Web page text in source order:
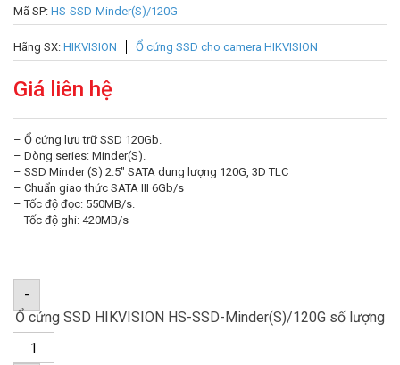
Mã SP: HS-SSD-Minder(S)/120G
Hãng SX: HIKVISION Ổ cứng SSD cho camera HIKVISION
Giá liên hệ
– Ổ cứng lưu trữ SSD 120Gb.
– Dòng series: Minder(S).
– SSD Minder (S) 2.5″ SATA dung lượng 120G, 3D TLC
– Chuẩn giao thức SATA III 6Gb/s
– Tốc độ đọc: 550MB/s.
– Tốc độ ghi: 420MB/s
-
Ổ cứng SSD HIKVISION HS-SSD-Minder(S)/120G số lượng